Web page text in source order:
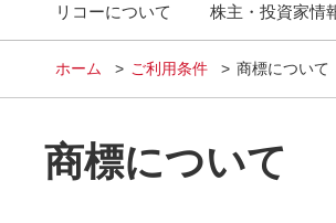
リコーについて 株主・投資家情
ホーム ご利用条件 商標について
商標について